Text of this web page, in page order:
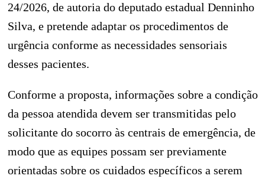
24/2026, de autoria do deputado estadual Denninho
Silva, e pretende adaptar os procedimentos de
urgência conforme as necessidades sensoriais
desses pacientes.
Conforme a proposta, informações sobre a condição
da pessoa atendida devem ser transmitidas pelo
solicitante do socorro às centrais de emergência, de
modo que as equipes possam ser previamente
orientadas sobre os cuidados específicos a serem